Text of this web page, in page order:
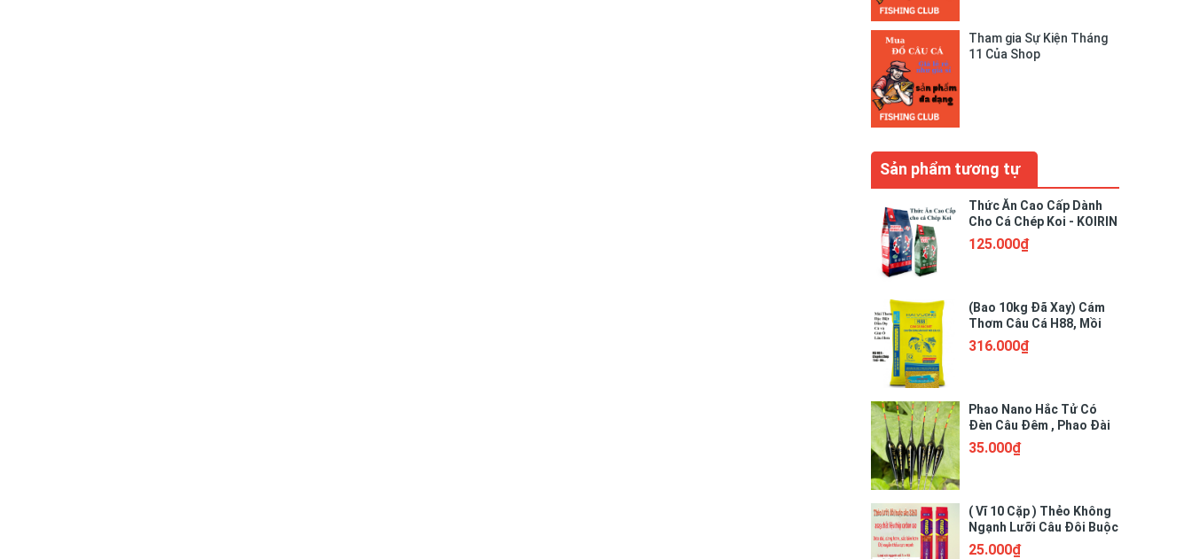
Tham gia Sự Kiện Tháng
11 Của Shop
Sản phẩm tương tự
Thức Ăn Cao Cấp Dành
Cho Cá Chép Koi - KOIRIN
125.000₫
(Bao 10kg Đã Xay) Cám
Thơm Câu Cá H88, Mồi
Câu Cá Chép, Trôi, Mè.
Trắm..
316.000₫
Phao Nano Hắc Tử Có
Đèn Câu Đêm , Phao Đài
Có Đèn Cảm Biến
35.000₫
( Vĩ 10 Cặp ) Thẻo Không
Ngạnh Lưỡi Câu Đôi Buộc
Sẵn 3260
25.000₫